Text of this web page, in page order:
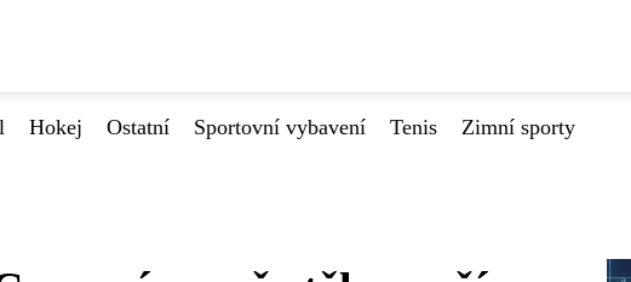
Hokej Ostatní Sportovní vybavení Tenis Zimní sporty